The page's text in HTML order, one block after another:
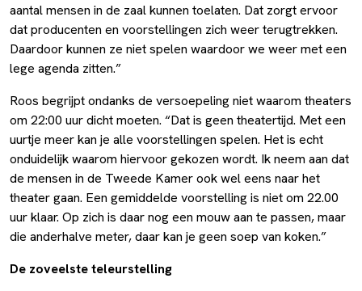
aantal mensen in de zaal kunnen toelaten. Dat zorgt ervoor
dat producenten en voorstellingen zich weer terugtrekken.
Daardoor kunnen ze niet spelen waardoor we weer met een
lege agenda zitten.”
Roos begrijpt ondanks de versoepeling niet waarom theaters
om 22:00 uur dicht moeten. “Dat is geen theatertijd. Met een
uurtje meer kan je alle voorstellingen spelen. Het is echt
onduidelijk waarom hiervoor gekozen wordt. Ik neem aan dat
de mensen in de Tweede Kamer ook wel eens naar het
theater gaan. Een gemiddelde voorstelling is niet om 22.00
uur klaar. Op zich is daar nog een mouw aan te passen, maar
die anderhalve meter, daar kan je geen soep van koken.”
De zoveelste teleurstelling